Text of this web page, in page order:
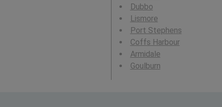
Dubbo
Lismore
Port Stephens
Coffs Harbour
Armidale
Goulburn